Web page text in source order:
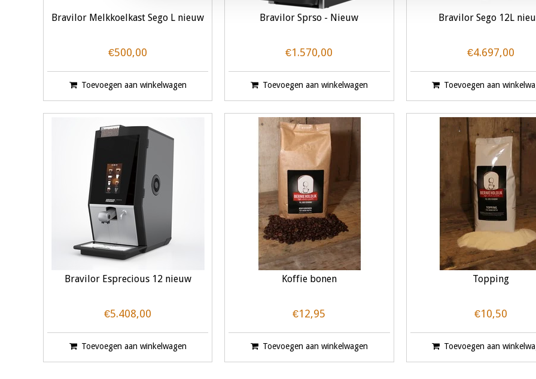
Bravilor Melkkoelkast Sego L nieuw
€500,00
Toevoegen aan winkelwagen
Bravilor Sprso - Nieuw
€1.570,00
Toevoegen aan winkelwagen
Bravilor Sego 12L
€4.697,00
Toevoegen aan
Bravilor Esprecious 12 nieuw
€5.408,00
Toevoegen aan winkelwagen
Koffie bonen
€12,95
Toevoegen aan winkelwagen
Topping
€10,50
Toevoegen aan